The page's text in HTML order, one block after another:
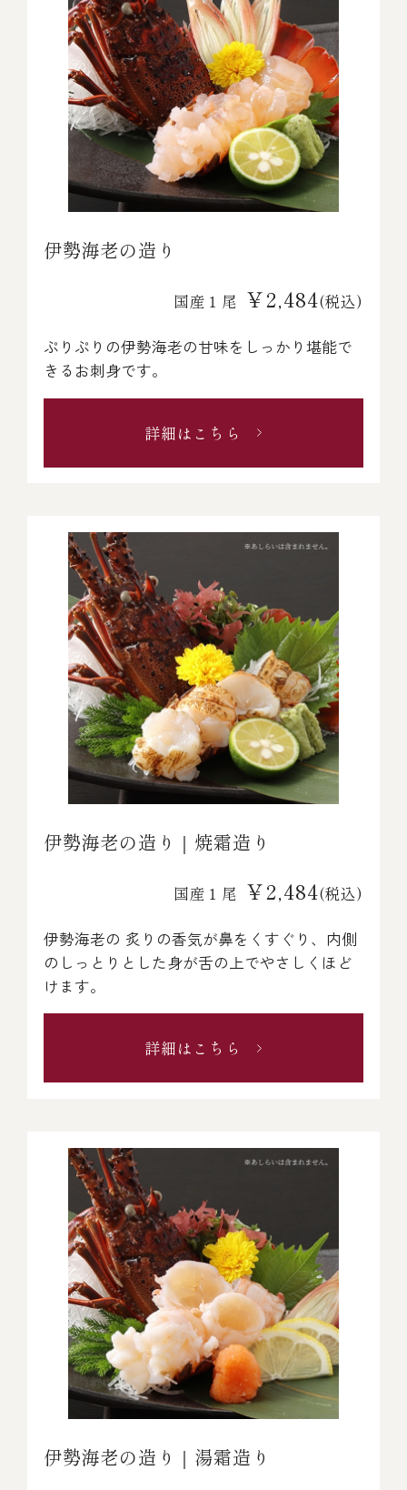
伊勢海老の造り
国産１尾 ￥2,484(税込)
ぷりぷりの伊勢海老の甘味をしっかり堪能で
きるお刺身です。
詳細はこちら
伊勢海老の造り｜焼霜造り
国産１尾 ￥2,484(税込)
伊勢海老の 炙りの香気が鼻をくすぐり、内側
のしっとりとした身が舌の上でやさしくほど
けます。
詳細はこちら
伊勢海老の造り｜湯霜造り